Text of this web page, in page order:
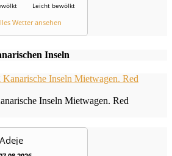
Leicht bewölkt
Wetter ansehen
Inseln
Inseln Mietwagen. Red